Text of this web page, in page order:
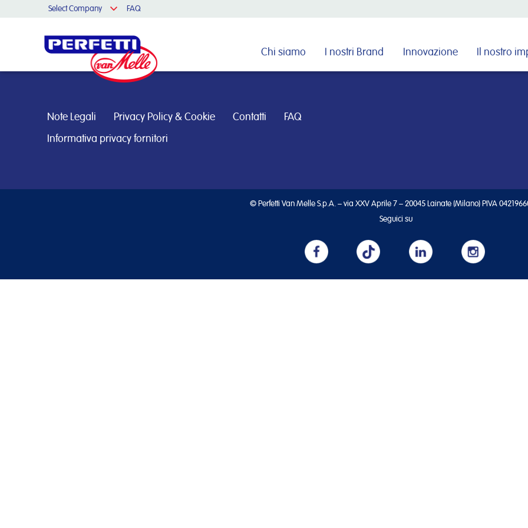
Select Company FAQ
Chi siamo I nostri Brand Innovazione Il nostro
Cerca nel sito
Note Legali Privacy Policy & Cookie Contatti FAQ
Informativa privacy fornitori
© Perfetti Van Melle S.p.A. – via XXV Aprile 7 – 20045 Lainate (Milano) PIVA
Seguici su